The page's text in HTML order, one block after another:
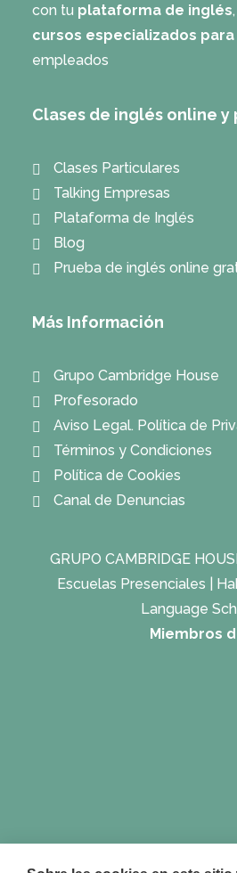
con tu plataforma de inglés
cursos especializados
empleados
Clases de inglés online
Clases Particulares
Talking Empresas
Plataforma de Inglés
Blog
Prueba de inglés online
Más Información
Grupo Cambridge House
Profesorado
Aviso Legal. Política de
Términos y Condiciones
Política de Cookies
Canal de Denuncias
GRUPO CAMBRIDGE
Escuelas Presenciales
Language
Miembros